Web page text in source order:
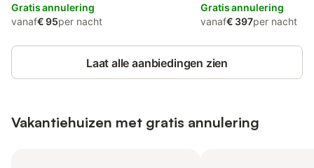
Tuin and Zwembad
Gratis annulering
vanaf€ 95per nacht
Gratis annulering
vanaf€ 397per nacht
Laat alle aanbiedingen zien
Vakantiehuizen met gratis annulering